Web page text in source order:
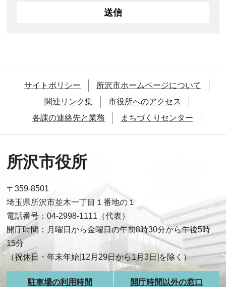
サイトポリシー
所沢市ホームページについて
関連リンク集
市役所へのアクセス
各課の連絡先と業務
まちづくりセンター
所沢市役所
〒359-8501
埼玉県所沢市並木一丁目１番地の１
電話番号：04-2998-1111（代表）
開庁時間：月曜日から金曜日の午前8時30分から午後5時
15分
（祝休日・年末年始[12月29日から1月3日]を除く）
駐車場の利用時間 開庁時間以外の窓口